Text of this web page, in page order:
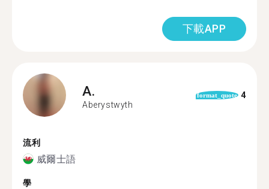
下載APP
A.
Aberystwyth
format_quote 4
流利
威爾士語
學